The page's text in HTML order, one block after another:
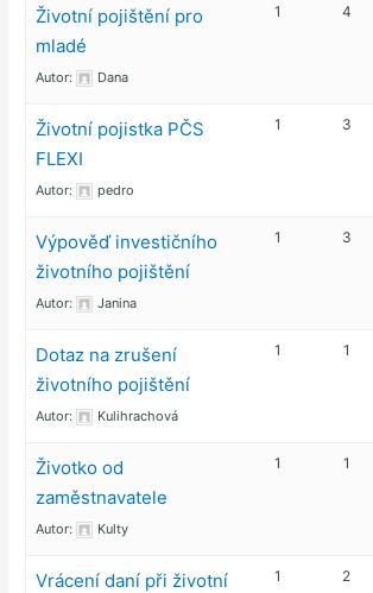
Životní pojištění pro
mladé
Autor: Dana
1 4
Životní pojistka PČS
FLEXI
Autor: pedro
1 3
Výpověď investičního
životního pojištění
Autor: Janina
1 3
Dotaz na zrušení
životního pojištění
Autor: Kulihrachová
1 1
Životko od
zaměstnavatele
Autor: Kulty
1 1
Vrácení daní při životní
1 2